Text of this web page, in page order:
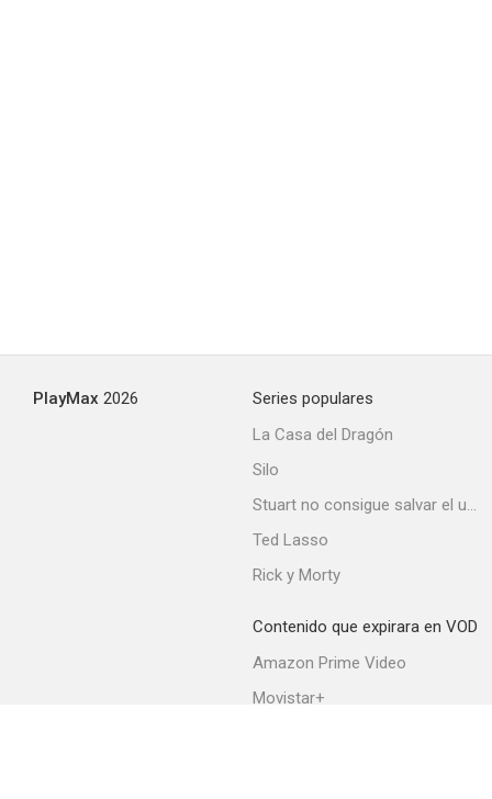
PlayMax 2026
Series populares
La Casa del Dragón
Silo
Stuart no consigue salvar el universo
Ted Lasso
Rick y Morty
Contenido que expirara en VOD
Amazon Prime Video
Movistar+